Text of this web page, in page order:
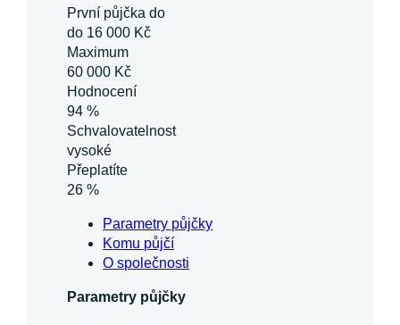
První půjčka do
do 16 000 Kč
Maximum
60 000 Kč
Hodnocení
94 %
Schvalovatelnost
vysoké
Přeplatíte
26 %
Parametry půjčky
Komu půjčí
O společnosti
Parametry půjčky